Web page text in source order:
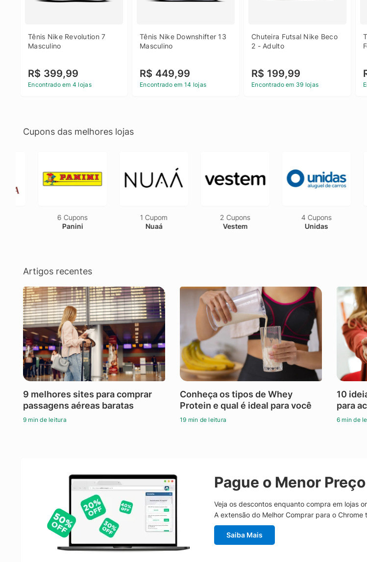
Tênis Nike Revolution 7
Masculino
R$ 399,99
Encontrado em 4 lojas
Tênis Nike Downshifter 13
Masculino
R$ 449,99
Encontrado em 14 lojas
Chuteira Futsal Nike Beco
2 - Adulto
R$ 199,99
Encontrado em 39 lojas
Cupons das melhores lojas
6 Cupons
Panini
1 Cupom
Nuaá
2 Cupons
Vestem
4 Cupons
Unidas
Artigos recentes
9 melhores sites para comprar
passagens aéreas baratas
9 min de leitura
Conheça os tipos de Whey
Protein e qual é ideal para você
19 min de leitura
10
para
6 min de
Pague o Menor Preço
Veja os descontos enquanto compra em lojas
A extensão do Melhor Comprar para o
Saiba Mais